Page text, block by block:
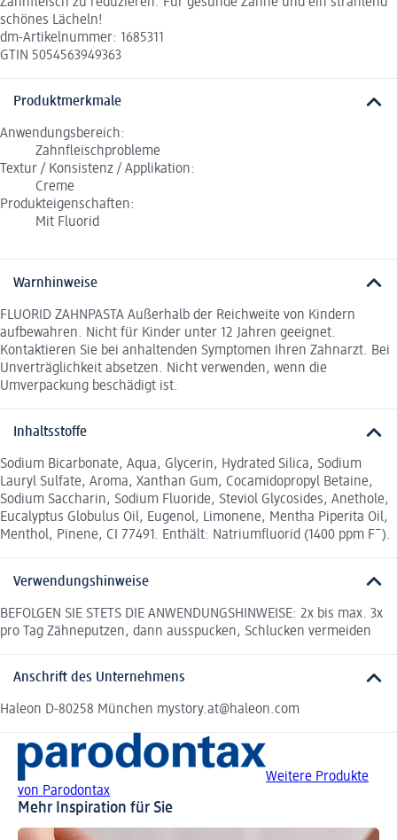
schönes Lächeln!
dm-Artikelnummer: 1685311
GTIN 5054563949363
Produktmerkmale
Anwendungsbereich:
Zahnfleischprobleme
Textur / Konsistenz / Applikation:
Creme
Produkteigenschaften:
Mit Fluorid
Warnhinweise
FLUORID ZAHNPASTA Außerhalb der Reichweite von Kindern
aufbewahren. Nicht für Kinder unter 12 Jahren geeignet.
Kontaktieren Sie bei anhaltenden Symptomen Ihren Zahnarzt. Bei
Unverträglichkeit absetzen. Nicht verwenden, wenn die
Umverpackung beschädigt ist.
Inhaltsstoffe
Sodium Bicarbonate, Aqua, Glycerin, Hydrated Silica, Sodium
Lauryl Sulfate, Aroma, Xanthan Gum, Cocamidopropyl Betaine,
Sodium Saccharin, Sodium Fluoride, Steviol Glycosides, Anethole,
Eucalyptus Globulus Oil, Eugenol, Limonene, Mentha Piperita Oil,
Menthol, Pinene, CI 77491. Enthält: Natriumfluorid (1400 ppm F¯).
Verwendungshinweise
BEFOLGEN SIE STETS DIE ANWENDUNGSHINWEISE: 2x bis max. 3x
pro Tag Zähneputzen, dann ausspucken, Schlucken vermeiden
Anschrift des Unternehmens
Haleon D-80258 München mystory.at@haleon.com
Weitere Produkte
von Parodontax
Mehr Inspiration für Sie